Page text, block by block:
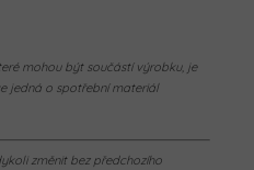
mohou být součástí výrobku, je
jedná o spotřební materiál
změnit bez předchozího